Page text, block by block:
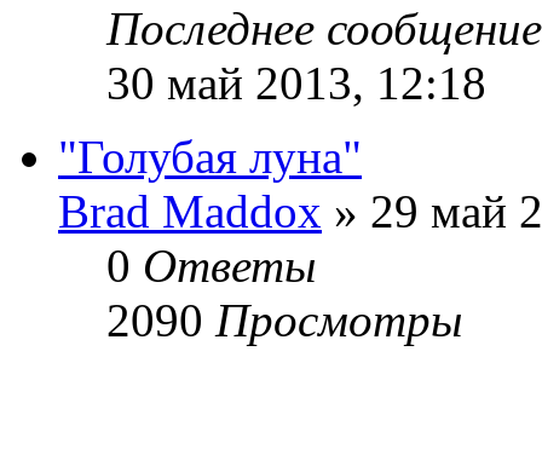
Последнее
30 май 2013, 12:18
"Голубая луна"
Brad Maddox » 29 май
0 Ответы
2090 Просмотры